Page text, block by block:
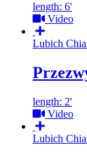
length: 6'
Video
Lubich
length: 2'
Video
Lubich